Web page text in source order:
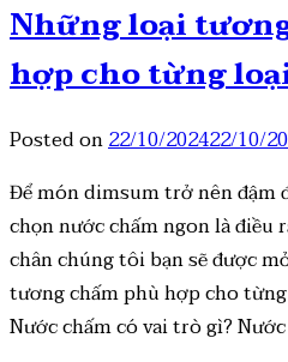
Những loại
hợp cho từng
Posted on22/10/202422/10/
Để món dimsum trở nên đậm
chọn nước chấm ngon là điều
chân chúng tôi bạn sẽ được
tương chấm phù hợp cho
Nước chấm có vai trò gì?